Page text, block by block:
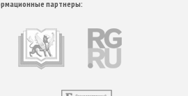
партнеры: